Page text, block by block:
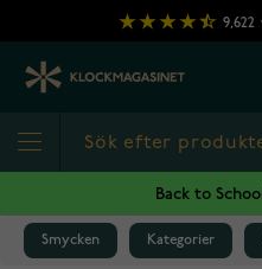
Hoppa till innehållet
9,622
Back to
Smycken Kategorier